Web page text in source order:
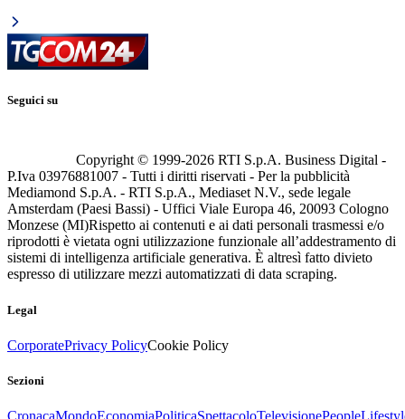
Seguici su
Copyright © 1999-2026 RTI S.p.A. Business Digital -
P.Iva 03976881007 - Tutti i diritti riservati - Per la pubblicità
Mediamond S.p.A. - RTI S.p.A., Mediaset N.V., sede legale
Amsterdam (Paesi Bassi) - Uffici Viale Europa 46, 20093 Cologno
Monzese (MI)Rispetto ai contenuti e ai dati personali trasmessi e/o
riprodotti è vietata ogni utilizzazione funzionale all’addestramento di
sistemi di intelligenza artificiale generativa. È altresì fatto divieto
espresso di utilizzare mezzi automatizzati di data scraping.
Legal
CorporatePrivacy PolicyCookie Policy
Sezioni